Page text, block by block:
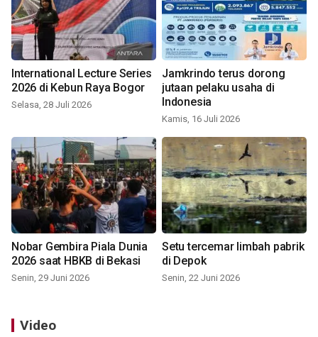
International Lecture Series
2026 di Kebun Raya Bogor
Selasa, 28 Juli 2026
Jamkrindo terus dorong
jutaan pelaku usaha di
Indonesia
Kamis, 16 Juli 2026
Nobar Gembira Piala Dunia
2026 saat HBKB di Bekasi
Senin, 29 Juni 2026
Setu tercemar limbah pabrik
di Depok
Senin, 22 Juni 2026
Video